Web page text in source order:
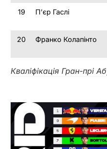
19 П’єр Гаслі
20 Франко Колапінто
Кваліфікація Гран-прі